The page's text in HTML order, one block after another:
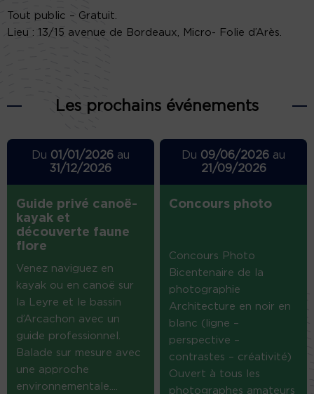
Tout public – Gratuit.
Lieu : 13/15 avenue de Bordeaux, Micro- Folie d’Arès.
Les prochains événements
Du 01/01/2026au
31/12/2026
Guide privé canoë-
kayak et
découverte faune
flore
Venez naviguez en
kayak ou en canoë sur
la Leyre et le bassin
d’Arcachon avec un
guide professionnel.
Balade sur mesure avec
une approche
environnementale....
Du 09/06/2026 au
21/09/2026
Concours photo
Concours Photo
Bicentenaire de la
photographie
Architecture en noir en
blanc (ligne –
perspective –
contrastes – créativité)
Ouvert à tous les
photographes amateurs